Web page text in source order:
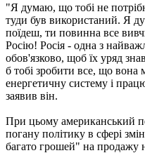
"Я думаю, що тобі не
туди був використаний. Я
поїдеш, ти повинна все
Росію! Росія - одна з
обов'язково, щоб їх уряд
б тобі зробити все, що вона
енергетичну систему і
заявив він.
При цьому американський
погану політику в сфері
багато грошей" на продажу